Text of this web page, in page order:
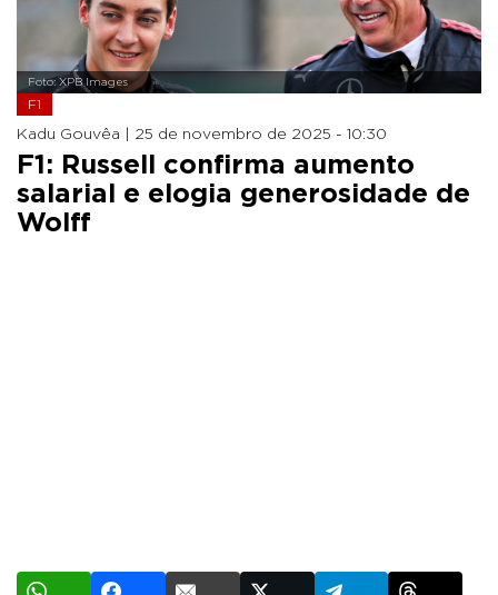
Foto: XPB Images
F1
Kadu Gouvêa | 25 de novembro de 2025 - 10:30
F1: Russell confirma aumento
salarial e elogia generosidade de
Wolff